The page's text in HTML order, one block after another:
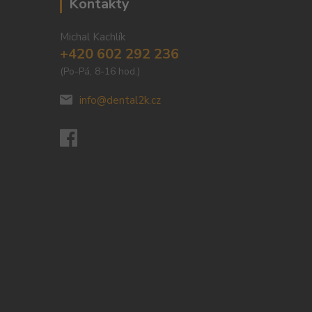
Kontakty
Michal Kachlík
+420 602 292 236
(Po-Pá, 8-16 hod.)
info@dental2k.cz